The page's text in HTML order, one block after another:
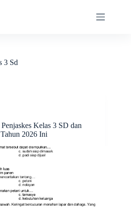
3 Sd
Kelas 3 SD dan
2026 Ini